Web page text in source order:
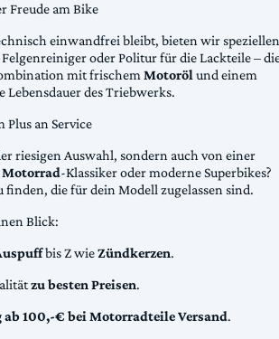
Freude am Bike
einwandfrei bleibt, bieten wir speziellen
oder Politur für die Lackteile –
mit frischemMotorölund einem
Lebensdauer des Triebwerks.
an Service
riesigen Auswahl, sondern auch von einer
-Klassiker oder moderne Superbikes?
die für dein Modell zugelassen sind.
Blick:
bis Z wieZündkerzen.
zu besten Preisen.
100,-€ bei Motorradteile Versand.